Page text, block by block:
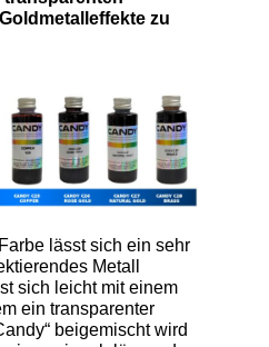
zu
lässt sich ein sehr
Metall
sich leicht mit einem
ein transparenter
beigemischt wird